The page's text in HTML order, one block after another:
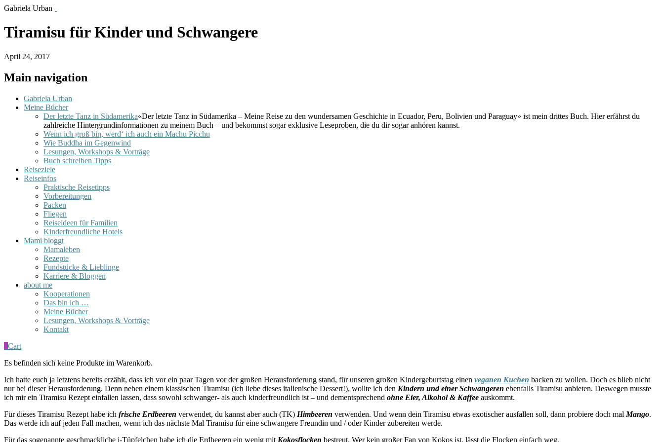
Gabriela Urban
Tiramisu für Kinder und Schwangere
April 24, 2017
Main navigation
Gabriela Urban
Meine Bücher
Der letzte Tanz in Südamerika«Der letzte Tanz in Südamerika – Meine Reise zu den wundersamen Geschichte in Ecuador, Peru, Bolivien und Paraguay» ist mein drittes Buch. Hier erfährst du
zahlreiche Hintergrundinformationen zu meinem Buch – und bekommst sogar exklusive Leseproben, die du dir sogar anhören kannst.
Wenn ich groß bin, werd‘ ich auch ein Machu Picchu
Wie Buddha im Gegenwind
Lesungen, Workshops & Vorträge
Buch schreiben Tipps
Reiseziele
Reiseinfos
Praktische Reisetipps
Vorbereitungen
Packen
Fliegen
Reiseideen für Familien
Kinderfreundliche Hotels
Mami bloggt
Mamaleben
Rezepte
Fundstücke & Lieblinge
Karriere & Bloggen
about me
Kooperationen
Das bin ich …
Meine Bücher
Lesungen, Workshops & Vorträge
Kontakt
0Cart
Es befinden sich keine Produkte im Warenkorb.
Ich hatte euch ja letztens bereits erzählt, dass ich vor ein paar Tagen vor der großen Herausforderung stand, für unseren großen Kindergeburtstag einen veganen Kuchen backen zu wollen. Doch es blieb nicht
nur bei dieser Herausforderung. Denn neben einem klassischen Tiramisu (ich liebe dieses italienische Dessert!), wollte ich den Kindern und einer Schwangeren ebenfalls Tiramisu anbieten. Deswegen musste
ich mir ein Tiramisu Rezept einfallen lassen, dass sowohl schwanger- als auch kinderfreundlich ist – und dementsprechend ohne Eier, Alkohol & Kaffee auskommt.
Für dieses Tiramisu Rezept habe ich frische Erdbeeren verwendet, du kannst aber auch (TK) Himbeeren verwenden. Und wenn dein Tiramisu etwas exotischer ausfallen soll, dann probiere doch mal Mango.
Das werde ich auf jeden Fall machen, wenn ich das nächste Mal Tiramisu für eine schwangere Freundin und / oder Kinder zubereiten werde.
Für das sogenannte geschmackliche i-Tüpfelchen habe ich die Erdbeeren ein wenig mit Kokosflocken bestreut. Wer kein großer Fan von Kokos ist, lässt die Flocken einfach weg.